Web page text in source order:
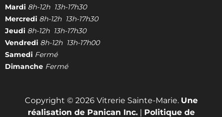
Mardi 8h-12h 13h-17h30
Mercredi 8h-12h 13h-17h30
Jeudi 8h-12h 13h-17h30
Vendredi 8h-12h 13h-17h00
Samedi Fermé
Dimanche Fermé
Copyright © 2026 Vitrerie Sainte-Marie. Une
réalisation de Panican Inc.| Politique de